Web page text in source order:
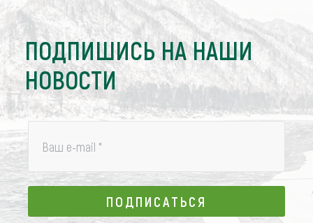
ПОДПИШИСЬ НА НАШИ
НОВОСТИ
Ваш e-mail *
ПОДПИСАТЬСЯ